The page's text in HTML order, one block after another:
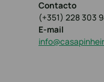
Contacto
(+351) 228 303
E-mail